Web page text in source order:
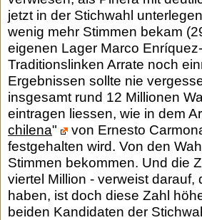
jetzt in der Stichwahl
wenig mehr Stimmen bekam
eigenen Lager Marco
Traditionslinken Arrate noch
Ergebnissen sollte nie
insgesamt rund 12 Millionen
eintragen liessen, wie in dem
chilena"
von Ernesto
festgehalten wird. Von den
Stimmen bekommen. Und die
viertel Million - verweist
haben, ist doch diese Zahl
beiden Kandidaten der